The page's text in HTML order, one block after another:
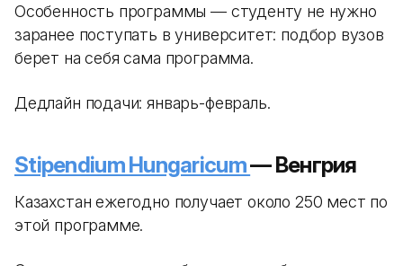
Особенность программы — студенту не нужно
заранее поступать в университет: подбор вузов
берет на себя сама программа.
Дедлайн подачи: январь-февраль.
Stipendium Hungaricum— Венгрия
Казахстан ежегодно получает около 250 мест по
этой программе.